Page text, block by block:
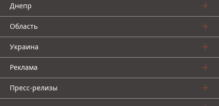
Днепр
Область
Украина
Реклама
Пресс-релизы